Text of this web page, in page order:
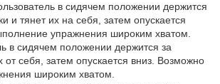
в сидячем положении держится
и тянет их на себя, затем опускается
упражнения широким хватом.
в сидячем положении держится за
от себя, затем опускается вниз. Возможно
широким хватом.